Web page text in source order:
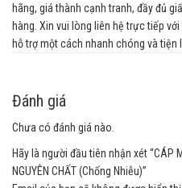
hãng, giá thành cạnh tranh, đầy đủ
hàng. Xin vui lòng liên hệ trực tiếp với
hỗ trợ một cách nhanh chóng và tiện
Đánh giá
Chưa có đánh giá nào.
Hãy là người đầu tiên nhận xét “CÁP
NGUYÊN CHẤT (Chống Nhiễu)”